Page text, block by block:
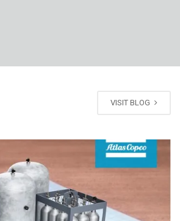
VISIT BLOG